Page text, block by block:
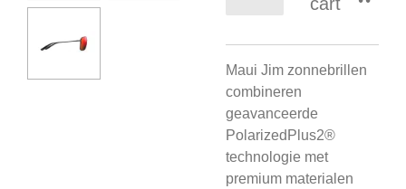
Maui Jim zonnebrillen
combineren
geavanceerde
PolarizedPlus2®
technologie met
premium materialen